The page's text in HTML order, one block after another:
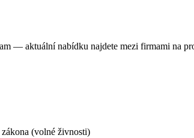
— aktuální nabídku najdete mezi firmami na
(volné živnosti)